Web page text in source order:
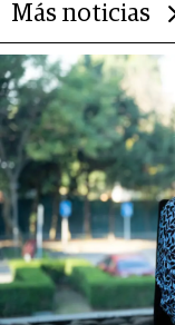
Más noticias